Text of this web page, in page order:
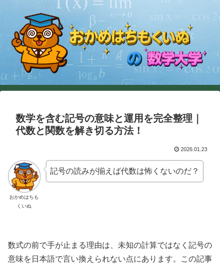
数学を含む記号の意味と運用を完全整理｜
代数と関数を解き切る方法！
2026.01.23
おかめはちも
くいぬ
記号の読みが揃えば代数は怖くないのだ？
数式の前で手が止まる理由は、未知の計算ではなく記号の
意味を日本語で言い換えられない点にあります。この記事